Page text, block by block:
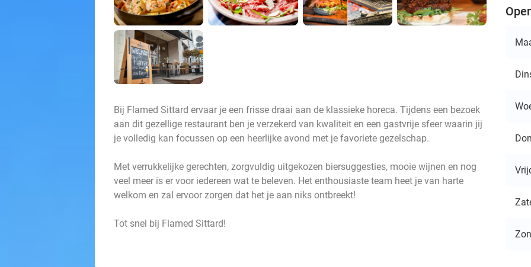
Bij Flamed Sittard ervaar je een frisse draai aan de klassieke horeca. Tijdens een bezoek
aan dit gezellige restaurant ben je verzekerd van kwaliteit en een gastvrije sfeer waarin jij
je volledig kan focussen op een heerlijke avond met je favoriete gezelschap.
Met verrukkelijke gerechten, zorgvuldig uitgekozen biersuggesties, mooie wijnen en nog
veel meer is er voor iedereen wat te beleven. Het enthousiaste team heet je van harte
welkom en zal ervoor zorgen dat het je aan niks ontbreekt!
Tot snel bij Flamed Sittard!